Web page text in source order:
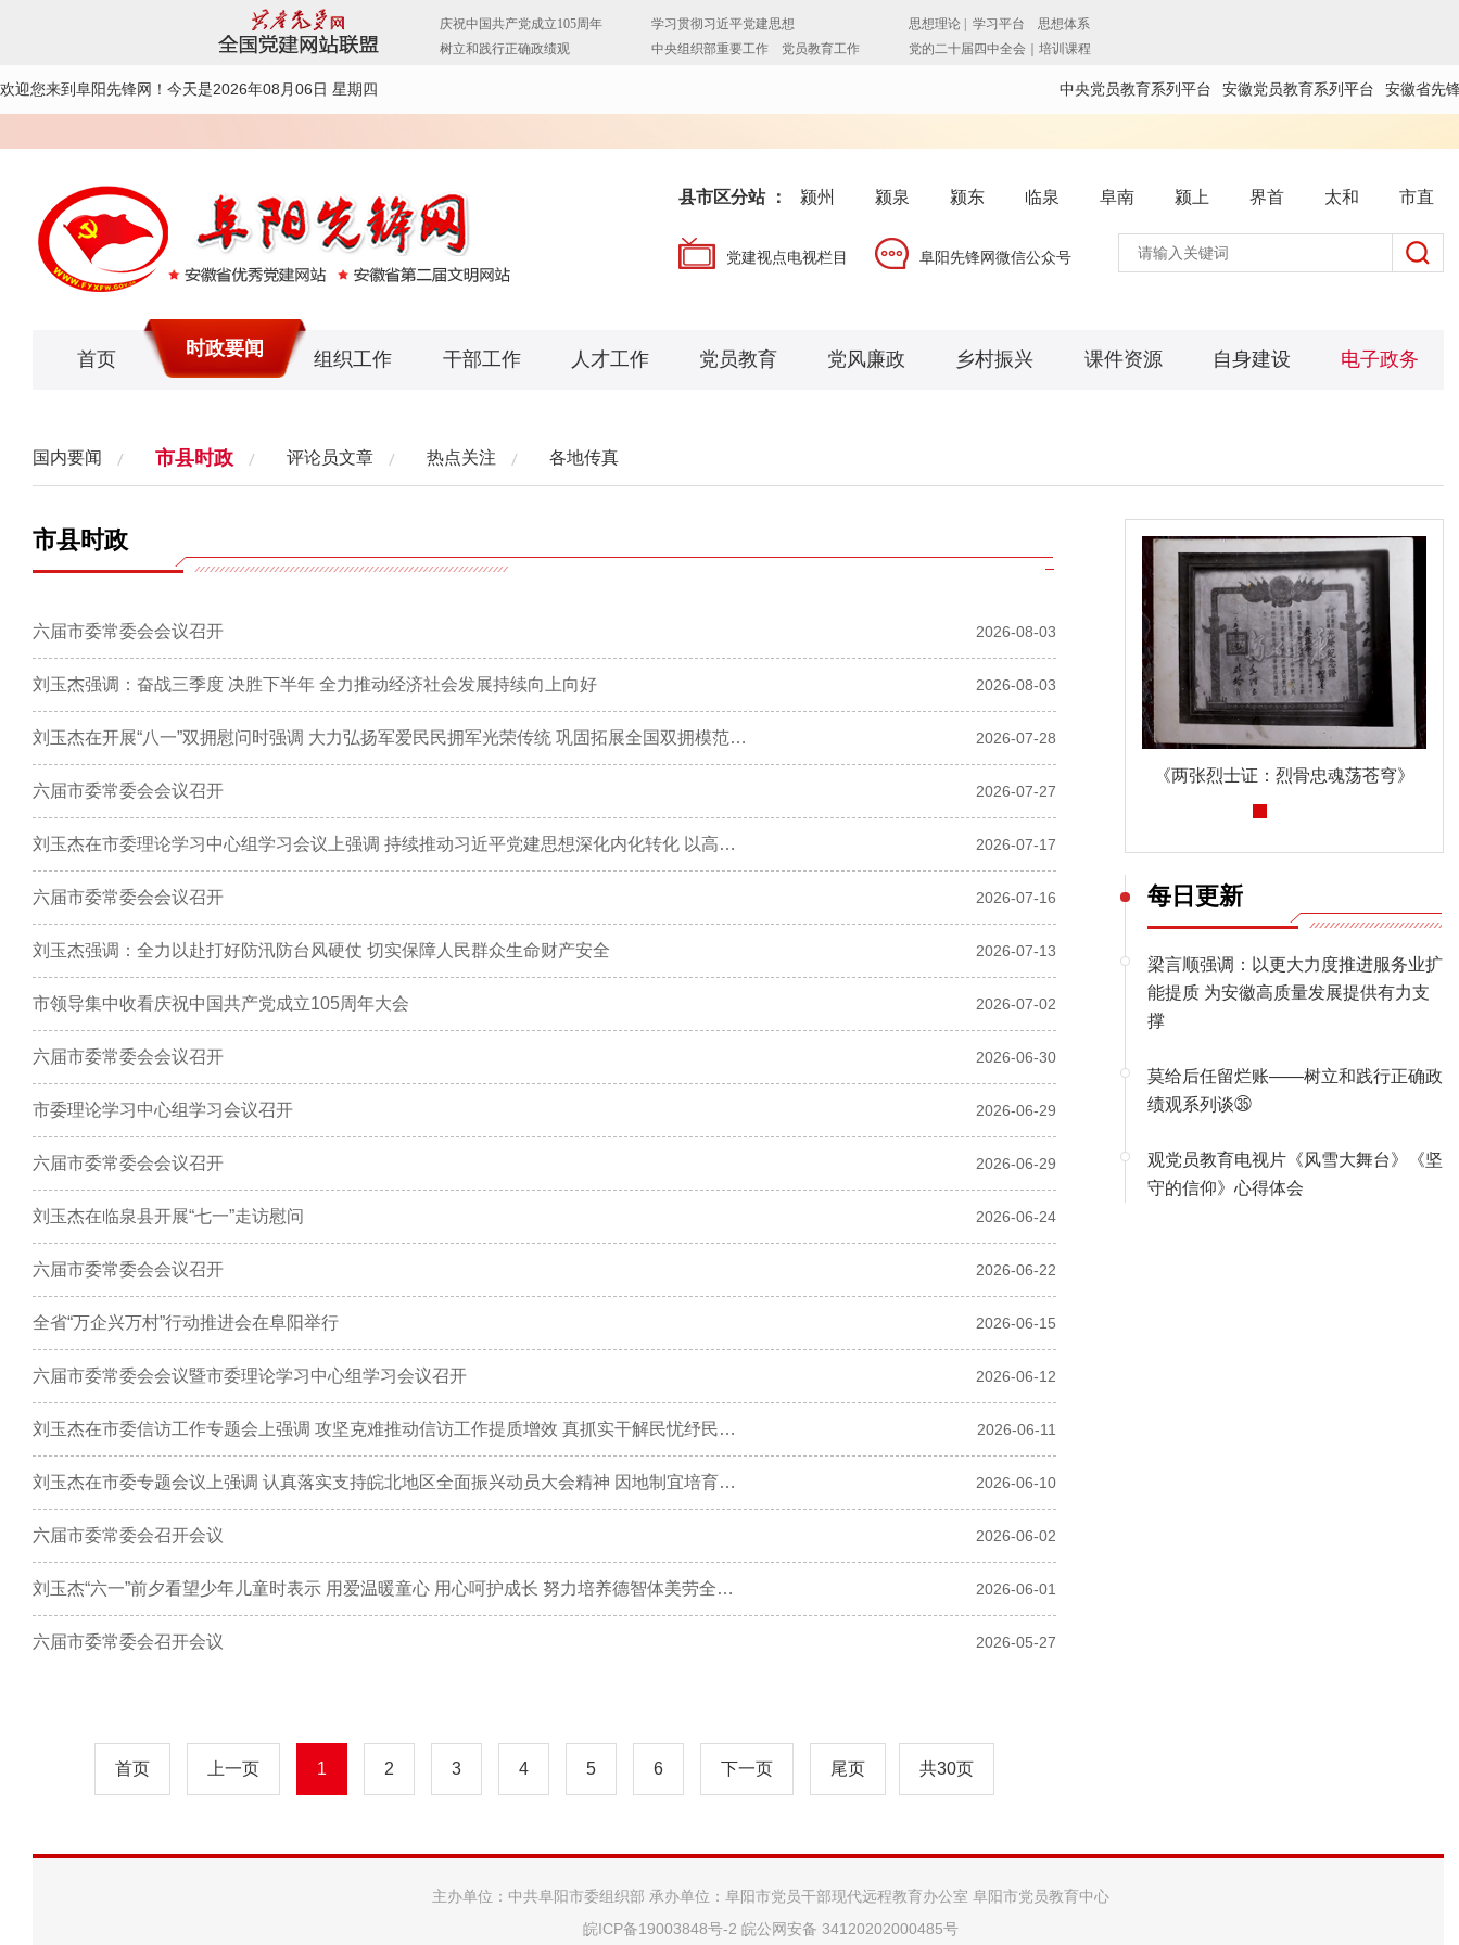
欢迎您来到阜阳先锋网！ 今天是2026年08月06日 星期四 中央党员教育系列平台 安徽党员教育系列平台 安徽省先
县市区分站 ： 颍州 颍泉 颍东 临泉 阜南 颍上 界首 太和 市直
党建视点电视栏目 阜阳先锋网微信公众号
首页 时政要闻 组织工作 干部工作 人才工作 党员教育 党风廉政 乡村振兴 课件资源 自身建设 电子政务
国内要闻 市县时政 评论员文章 热点关注 各地传真
市县时政
六届市委常委会会议召开 2026-08-03
刘玉杰强调：奋战三季度 决胜下半年 全力推动经济社会发展持续向上向好 2026-08-03
刘玉杰在开展“八一”双拥慰问时强调 大力弘扬军爱民民拥军光荣传统 巩固拓展全国双拥模范城创建成果 2026-07-28
六届市委常委会会议召开 2026-07-27
刘玉杰在市委理论学习中心组学习会议上强调 持续推动习近平党建思想深化内化转化 以高质量党建引领高质量发展 2026-07-17
六届市委常委会会议召开 2026-07-16
刘玉杰强调：全力以赴打好防汛防台风硬仗 切实保障人民群众生命财产安全 2026-07-13
市领导集中收看庆祝中国共产党成立105周年大会 2026-07-02
六届市委常委会会议召开 2026-06-30
市委理论学习中心组学习会议召开 2026-06-29
六届市委常委会会议召开 2026-06-29
刘玉杰在临泉县开展“七一”走访慰问 2026-06-24
六届市委常委会会议召开 2026-06-22
全省“万企兴万村”行动推进会在阜阳举行 2026-06-15
六届市委常委会会议暨市委理论学习中心组学习会议召开 2026-06-12
刘玉杰在市委信访工作专题会上强调 攻坚克难推动信访工作提质增效 真抓实干解民忧纾民困暖民心 2026-06-11
刘玉杰在市委专题会议上强调 认真落实支持皖北地区全面振兴动员大会精神 因地制宜培育壮大县域主导产业 2026-06-10
六届市委常委会召开会议 2026-06-02
刘玉杰“六一”前夕看望少年儿童时表示 用爱温暖童心 用心呵护成长 努力培养德智体美劳全面发展的新时代好少年 2026-06-01
六届市委常委会召开会议 2026-05-27
首页 上一页 1 2 3 4 5 6 下一页 尾页 共30页
《两张烈士证：烈骨忠魂荡苍穹》
每日更新
梁言顺强调：以更大力度推进服务业扩
能提质 为安徽高质量发展提供有力支
撑
莫给后任留烂账——树立和践行正确政
绩观系列谈㉟
观党员教育电视片《风雪大舞台》《坚
守的信仰》心得体会
主办单位：中共阜阳市委组织部 承办单位：阜阳市党员干部现代远程教育办公室 阜阳市党员教育中心
皖ICP备19003848号-2 皖公网安备 34120202000485号